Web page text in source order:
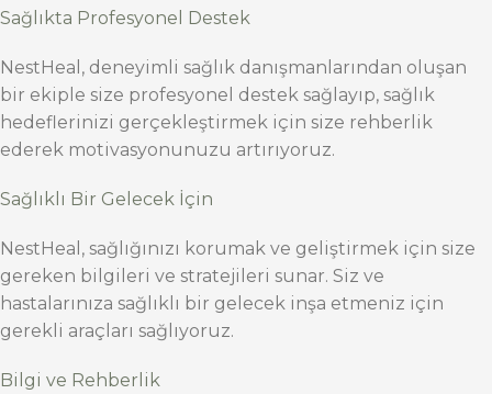
Sağlıkta Profesyonel Destek
NestHeal, deneyimli sağlık danışmanlarından oluşan
bir ekiple size profesyonel destek sağlayıp, sağlık
hedeflerinizi gerçekleştirmek için size rehberlik
ederek motivasyonunuzu artırıyoruz.
Sağlıklı Bir Gelecek İçin
NestHeal, sağlığınızı korumak ve geliştirmek için size
gereken bilgileri ve stratejileri sunar. Siz ve
hastalarınıza sağlıklı bir gelecek inşa etmeniz için
gerekli araçları sağlıyoruz.
Bilgi ve Rehberlik